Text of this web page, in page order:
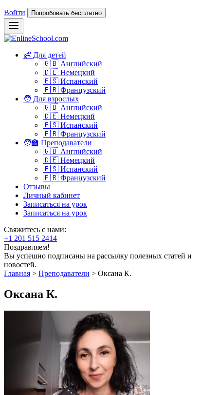
Войти Попробовать бесплатно
👶 Для детей
🇬🇧 Английский
🇩🇪 Немецкий
🇪🇸 Испанский
🇫🇷 Французский
🧑 Для взрослых
🇬🇧 Английский
🇩🇪 Немецкий
🇪🇸 Испанский
🇫🇷 Французский
🧑‍🏫 Преподаватели
🇬🇧 Английский
🇩🇪 Немецкий
🇪🇸 Испанский
🇫🇷 Французский
Отзывы
Личный кабинет
Записаться на урок
Записаться на урок
Свяжитесь с нами:
+1 201 515 2414
Поздравляем!
Вы успешно подписаны на рассылку полезных статей и
новостей.
Главная > Преподаватели > Оксана К.
Оксана К.